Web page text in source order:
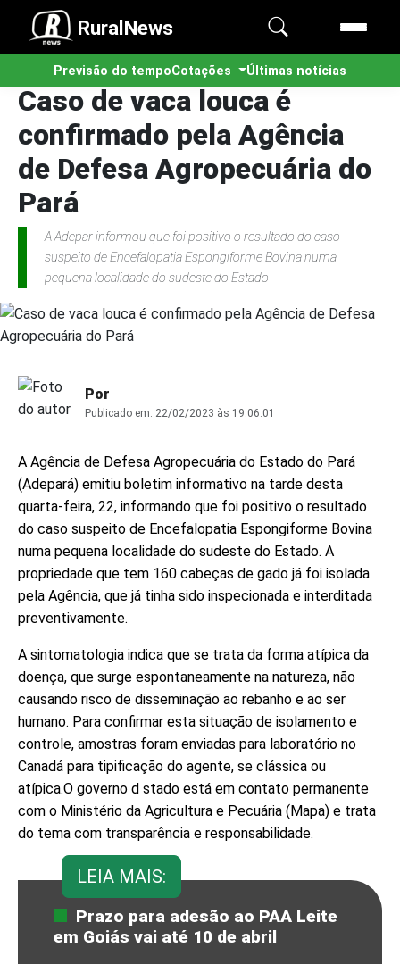
RuralNews
Previsão do tempoCotações Últimas notícias
Caso de vaca louca é
confirmado pela Agência
de Defesa Agropecuária do
Pará
A Adepar informou que foi positivo o resultado do caso
suspeito de Encefalopatia Espongiforme Bovina numa
pequena localidade do sudeste do Estado
Por
Publicado em: 22/02/2023 às 19:06:01
A Agência de Defesa Agropecuária do Estado do Pará
(Adepará) emitiu boletim informativo na tarde desta
quarta-feira, 22, informando que foi positivo o resultado
do caso suspeito de Encefalopatia Espongiforme Bovina
numa pequena localidade do sudeste do Estado. A
propriedade que tem 160 cabeças de gado já foi isolada
pela Agência, que já tinha sido inspecionada e interditada
preventivamente.
A sintomatologia indica que se trata da forma atípica da
doença, que surge espontaneamente na natureza, não
causando risco de disseminação ao rebanho e ao ser
humano. Para confirmar esta situação de isolamento e
controle, amostras foram enviadas para laboratório no
Canadá para tipificação do agente, se clássica ou
atípica.O governo d stado está em contato permanente
com o Ministério da Agricultura e Pecuária (Mapa) e trata
do tema com transparência e responsabilidade.
LEIA MAIS:
Prazo para adesão ao PAA Leite
em Goiás vai até 10 de abril